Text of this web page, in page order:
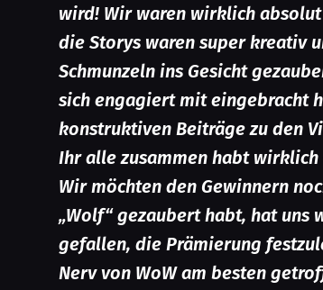
wird! Wir waren wirklich
die Storys waren super kreativ
Schmunzeln ins Gesicht
sich engagiert mit eingebracht
konstruktiven Beiträge zu den
Ihr alle zusammen habt
Wir möchten den Gewinnern
„Wolf“ gezaubert habt, hat uns
gefallen, die Prämierung
Nerv von WoW am besten